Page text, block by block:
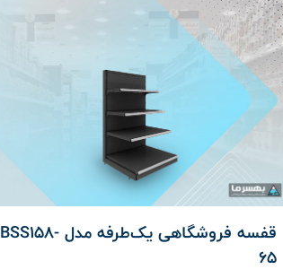
قفسه فروشگاهی یک‌طرفه مدل BSS158-
65